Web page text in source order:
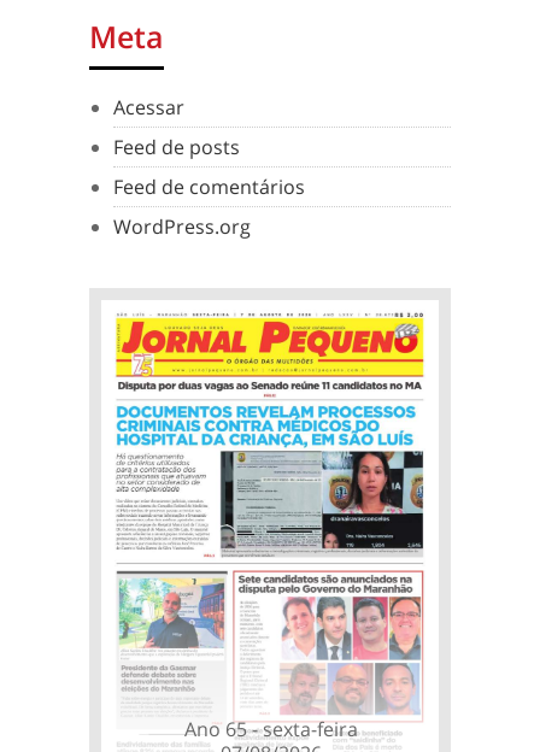
Meta
Acessar
Feed de posts
Feed de comentários
WordPress.org
Ano 65 - sexta-feira